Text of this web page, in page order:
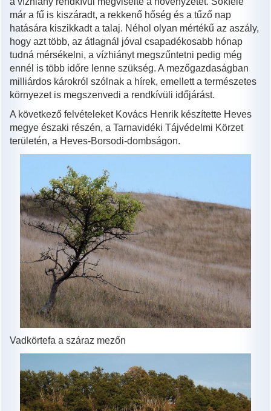
már a fű is kiszáradt, a rekkenő hőség és a tűző nap
hatására kiszikkadt a talaj. Néhol olyan mértékű az aszály,
hogy azt több, az átlagnál jóval csapadékosabb hónap
tudná mérsékelni, a vízhiányt megszűntetni pedig még
ennél is több időre lenne szükség. A mezőgazdaságban
milliárdos károkról szólnak a hírek, emellett a természetes
környezet is megszenvedi a rendkívüli időjárást.
A következő felvételeket Kovács Henrik készítette Heves
megye északi részén, a Tarnavidéki Tájvédelmi Körzet
területén, a Heves-Borsodi-dombságon.
Vadkörtefa a száraz mezőn